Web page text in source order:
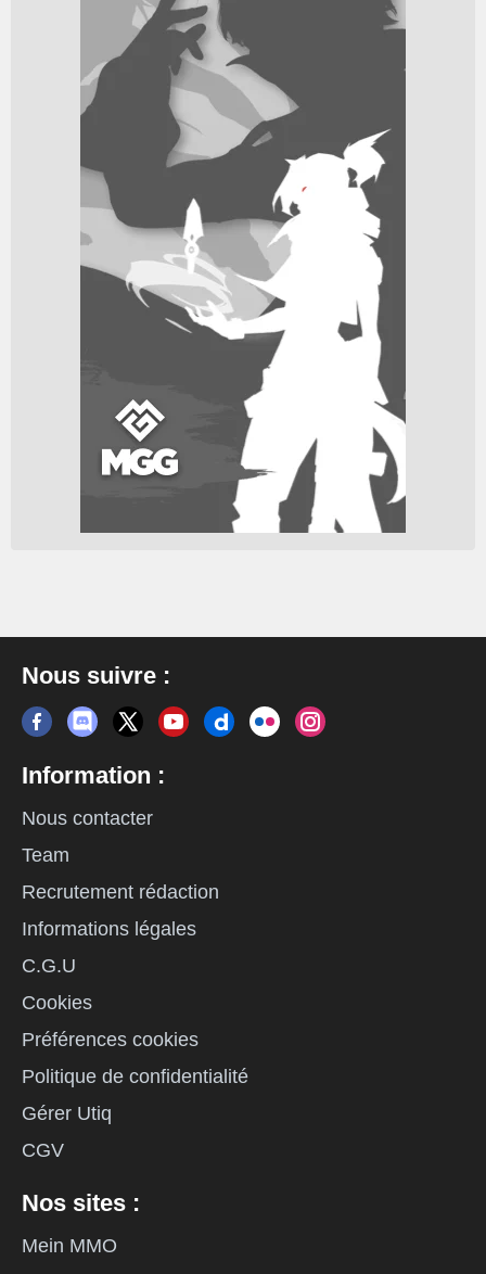
Nous suivre :
Information :
Nous contacter
Team
Recrutement rédaction
Informations légales
C.G.U
Cookies
Préférences cookies
Politique de confidentialité
Gérer Utiq
CGV
Nos sites :
Mein MMO